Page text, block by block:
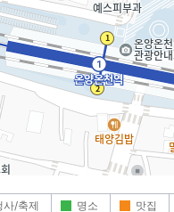
사/축제 명소 맛집